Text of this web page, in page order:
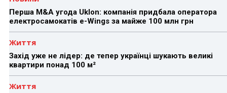
Перша M&A угода Uklon: компанія придбала оператора
електросамокатів e-Wings за майже 100 млн грн
Життя
Захід уже не лідер: де тепер українці шукають великі
квартири понад 100 м²
Життя